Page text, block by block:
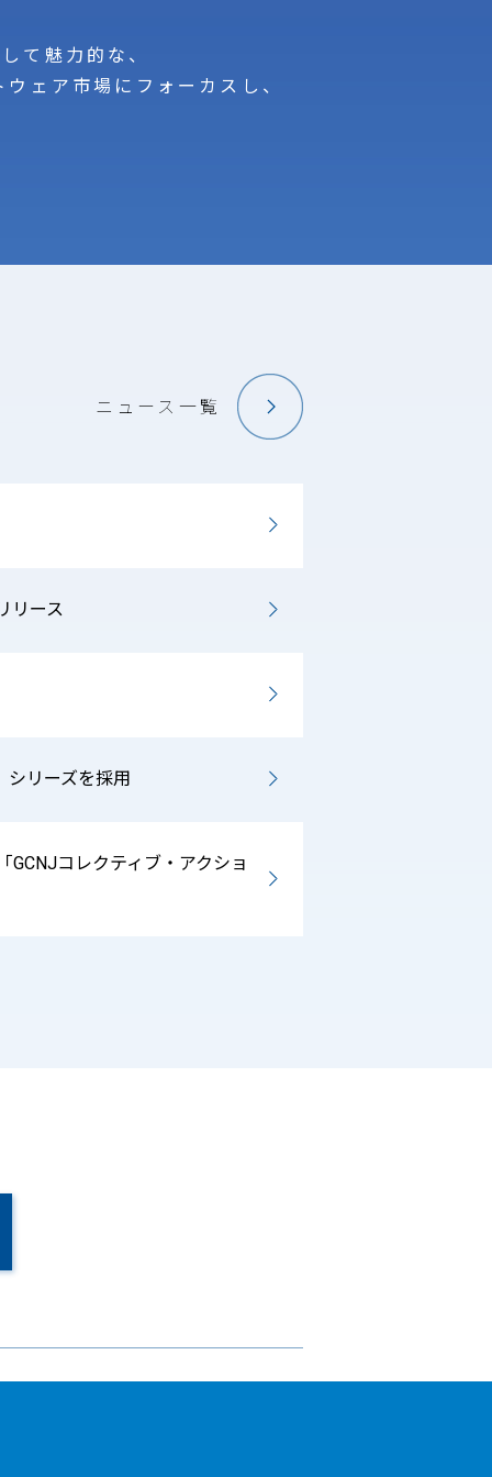
て魅力的な、
ェア市場にフォーカスし、
リース
シリーズを採用
コレクティブ・アクショ
ニュース一覧